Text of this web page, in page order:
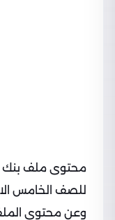
محتوى ملف بنك
للصف الخامس
وعن محتوى